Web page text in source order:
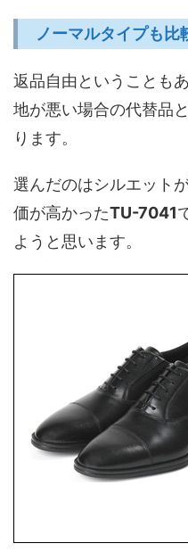
ノーマルタイプも比
返品自由ということも
地が悪い場合の代替品
ります。
選んだのはシルエット
価が高かったTU-7041
ようと思います。